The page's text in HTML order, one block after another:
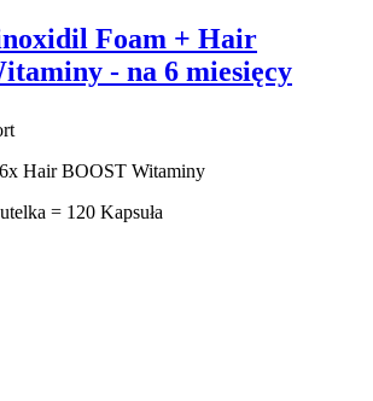
Foam + Hair
- na 6 miesięcy
Hair BOOST Witaminy
= 120 Kapsuła